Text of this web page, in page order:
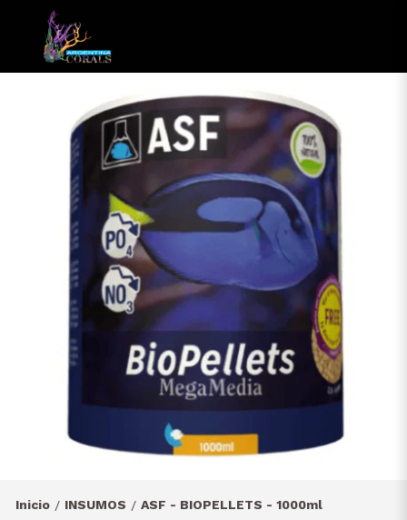
Inicio / INSUMOS / ASF - BIOPELLETS - 1000ml